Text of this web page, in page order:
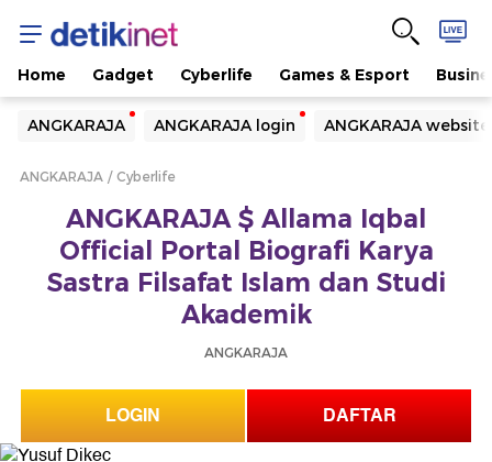
Home Gadget Cyberlife Games & Esport
ANGKARAJA ANGKARAJA login ANGKARAJA website
Yang sedang ramai dicari
Loading...
Loading...
ANGKARAJA Cyberlife
ANGKARAJA $ Allama Iqbal
Official Portal Biografi Karya
Sastra Filsafat Islam dan Studi
Akademik
ANGKARAJA
LOGIN DAFTAR